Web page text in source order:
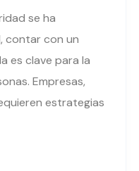
se ha
contar con un
es clave para la
Empresas,
estrategias